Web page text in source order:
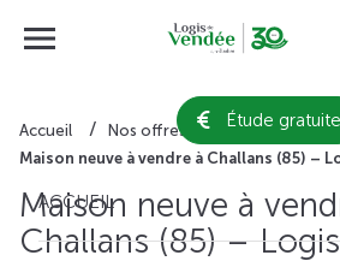
Étude gratuite
ACCUEIL
Accueil
Nos offres de maison + terrain
Maison neuve à vendre à Challans (85) –
Maison neuve à
Challans (85) –